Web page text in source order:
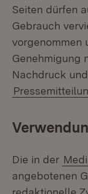
Seiten dürfen
Gebrauch
vorgenommen
Genehmigung
Nachdruck
Die in der
angebotenen